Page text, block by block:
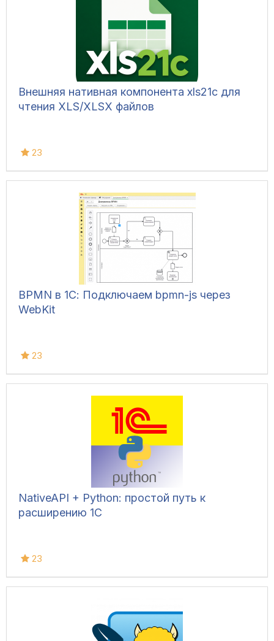
Внешняя нативная компонента xls21c для
чтения XLS/XLSX файлов
23
BPMN в 1С: Подключаем bpmn-js через
WebKit
23
NativeAPI + Python: простой путь к
расширению 1С
23